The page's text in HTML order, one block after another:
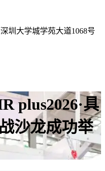
圳大学城学苑大道1068号
plus2026·具
沙龙成功举